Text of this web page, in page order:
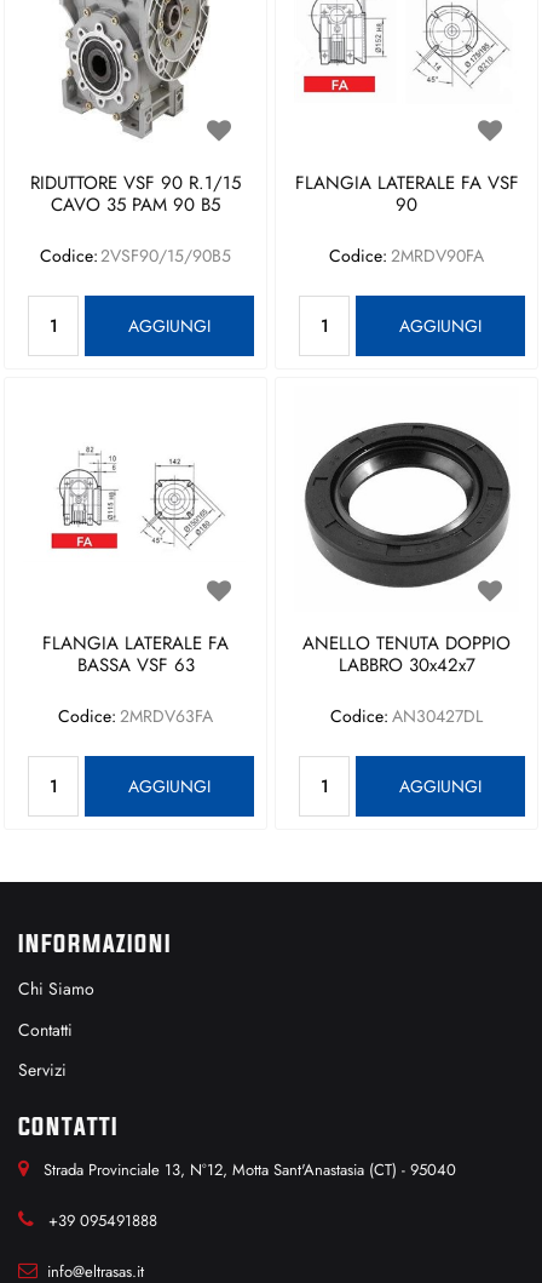
RIDUTTORE VSF 90 R.1/15
CAVO 35 PAM 90 B5
Codice:2VSF90/15/90B5
AGGIUNGI
FLANGIA LATERALE FA VSF
90
Codice: 2MRDV90FA
AGGIUNGI
FLANGIA LATERALE FA
BASSA VSF 63
Codice: 2MRDV63FA
AGGIUNGI
ANELLO TENUTA DOPPIO
LABBRO 30x42x7
Codice: AN30427DL
AGGIUNGI
INFORMAZIONI
Chi Siamo
Contatti
Servizi
CONTATTI
Strada Provinciale 13, N°12, Motta Sant'Anastasia (CT) - 95040
+39 095491888
info@eltrasas.it